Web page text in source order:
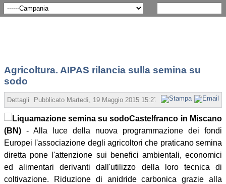
Agricoltura. AIPAS rilancia sulla semina su
sodo
Dettagli Pubblicato Martedì, 19 Maggio 2015 15:27 Scritto da Redazione
Castelfranco in Miscano
(BN) - Alla luce della nuova programmazione dei fondi
Europei l'associazione degli agricoltori che praticano semina
diretta pone l'attenzione sui benefici ambientali, economici
ed alimentari derivanti dall'utilizzo della loro tecnica di
coltivazione. Riduzione di anidride carbonica grazie alla